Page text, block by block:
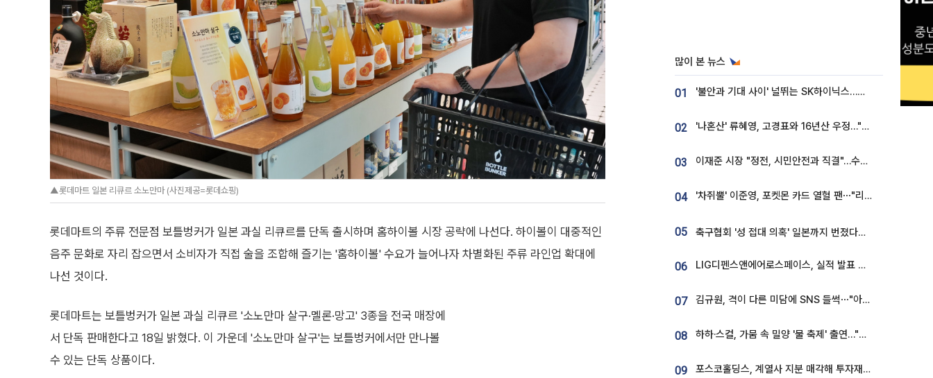
▲롯데마트 일본 리큐르 소노만마 (사진제공=롯데쇼핑)
롯데마트의 주류 전문점 보틀벙커가 일본 과실 리큐르를 단독 출시하며 홈하이볼 시장 공략에 나선다. 하이볼이 대중적인
음주 문화로 자리 잡으면서 소비자가 직접 술을 조합해 즐기는 '홈하이볼' 수요가 늘어나자 차별화된 주류 라인업 확대에
나선 것이다.
롯데마트는 보틀벙커가 일본 과실 리큐르 '소노만마 살구·멜론·망고' 3종을 전국 매장에
서 단독 판매한다고 18일 밝혔다. 이 가운데 '소노만마 살구'는 보틀벙커에서만 만나볼
수 있는 단독 상품이다.
많이 본 뉴스
01 '불안과 기대 사이' 널뛰는 SK하이닉스…증권가 "HBM4·LTA 기반 펀터멘털 견고"
02 '나혼산' 류혜영, 고경표와 16년산 우정…"자취방서 부모님과 마주쳐"
03 이재준 시장 "정전, 시민안전과 직결"…수원시 비상대응체계 가동
04 '차쥐뿔' 이준영, 포켓몬 카드 열혈 팬⋯"리셀러 처단할 것"
05 축구협회 '성 접대 의혹' 일본까지 번졌다…日 심판 실명 공개
06 LIG디펜스앤에어로스페이스, 실적 발표 후 급락→반등⋯증권가 “28년까지 튼튼”
07 김규원, 격이 다른 미담에 SNS 들썩⋯"아이 속옷 빨고 졸업식도 참석"
08 하하·스컬, 가뭄 속 밀양 '물 축제' 출연…"출연료 전액 기부"
09 포스코홀딩스, 계열사 지분 매각해 투자재원 2.5조 확보